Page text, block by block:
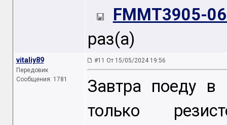
FMMT3905-
раз(а)
vitaliy89
Передовик
Сообщения: 1781
#11 От 15/05/2024 19:56
Завтра поеду
только